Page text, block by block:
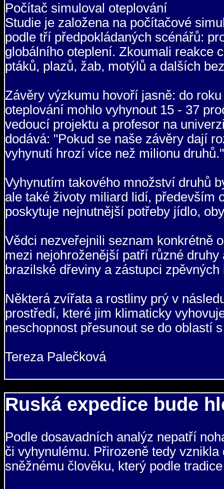
Počítač simuloval oteplování
Studie je založena na počítačové
podle tří předpokládaných scénářů:
globálního oteplení. Zkoumali reakce
ptáků, plazů, žab, motýlů a dalších
Závěry výzkumu hovoří jasně: do
oteplování mohlo vyhynout 15 - 37
vedoucí projektu a profesor na
dodává: "Pokud se naše závěry dají
vyhynutí hrozí více než milionu druhů."
Vyhynutím takového množství druhů
ale také životy miliard lidí, především
poskytuje nejnutnější potřeby jídlo,
Vědci nezveřejnili seznam konkrétně
mezi nejohroženější patří různé
brazilské dřeviny a zástupci
Některá zvířata a rostliny prý v
prostředí, které jim klimaticky
neschopnost přesunout se do oblastí
Tereza Palečková
Ruská expedice bude
Podle dosavadních analýz nepatří
či vyhynulému. Přirozeně tedy
sněžnému člověku, který podle